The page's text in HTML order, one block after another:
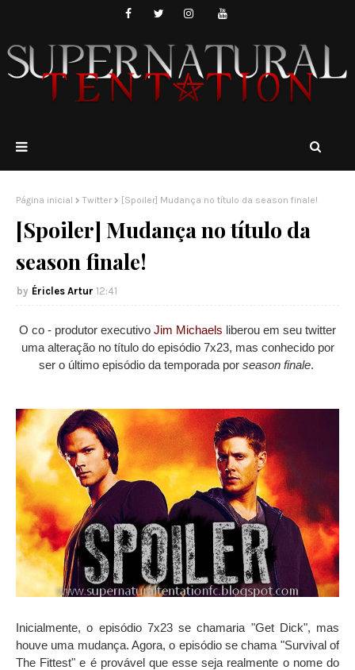
Página inicial Twitter [Spoiler] Mudança no título da season finale!
[Spoiler] Mudança no título da
season finale!
Éricles Artur 12:41
O co - produtor executivo Jim Michaels liberou em seu twitter
uma alteração no título do episódio 7x23, mas conhecido por
ser o último episódio da temporada por season finale.
Inicialmente, o episódio 7x23 se chamaria "Get Dick", mas
houve uma mudança. Agora, o episódio se chama "Survival of
The Fittest" e é provável que esse seja realmente o nome do